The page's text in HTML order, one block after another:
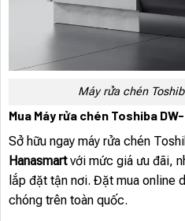
Máy rửa chén
Mua Máy rửa chén Toshiba
Sở hữu ngay máy rửa chén
Hanasmartvới mức giá ưu đãi,
lắp đặt tận nơi. Đặt mua online
chóng trên toàn quốc.